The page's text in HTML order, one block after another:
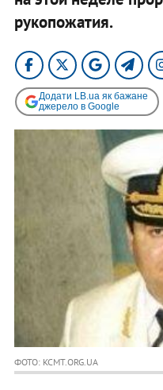
рукопожатия.
Додати LB.ua як бажане
джерело в Google
ФОТО: KCMT.ORG.UA